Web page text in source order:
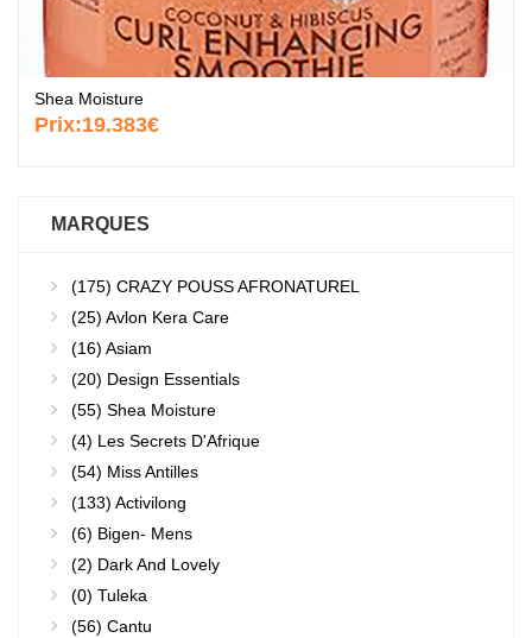
Shea Moisture
Prix:19.383€
MARQUES
(175) CRAZY POUSS AFRONATUREL
(25) Avlon Kera Care
(16) Asiam
(20) Design Essentials
(55) Shea Moisture
(4) Les Secrets D'Afrique
(54) Miss Antilles
(133) Activilong
(6) Bigen- Mens
(2) Dark And Lovely
(0) Tuleka
(56) Cantu